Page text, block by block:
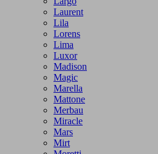
Laurent
Lila
Lorens
Lima
Luxor
Madison
Magic
Marella
Mattone
Merbau
Miracle
Mars
Mirt